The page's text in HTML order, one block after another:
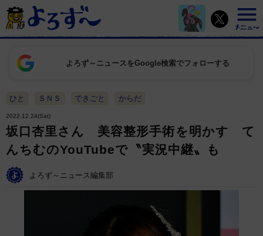
よろず～ニュースをGoogle検索でフォローする
ひと ＳＮＳ できごと からだ
2022.12.24(Sat)
坂口杏里さん 美容整形手術を明かす て
んちむのYouTubeで〝実況中継〟も
よろず～ニュース編集部